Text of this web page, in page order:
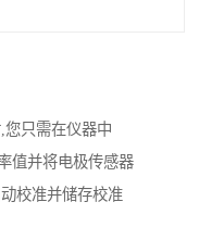
只需在仪器中
值并将电极传感器
校准并储存校准